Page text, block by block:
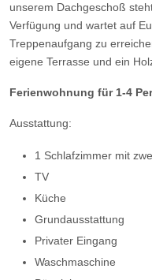
unserem Dachgeschoß
Verfügung und wartet auf
Treppenaufgang zu
eigene Terrasse und ein
Ferienwohnung für 1-4
Ausstattung:
1 Schlafzimmer mit
TV
Küche
Grundausstattung
Privater Eingang
Waschmaschine